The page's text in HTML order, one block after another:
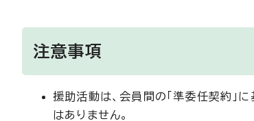
注意事項
援助活動は、会員間の「準委任契約」
はありません。